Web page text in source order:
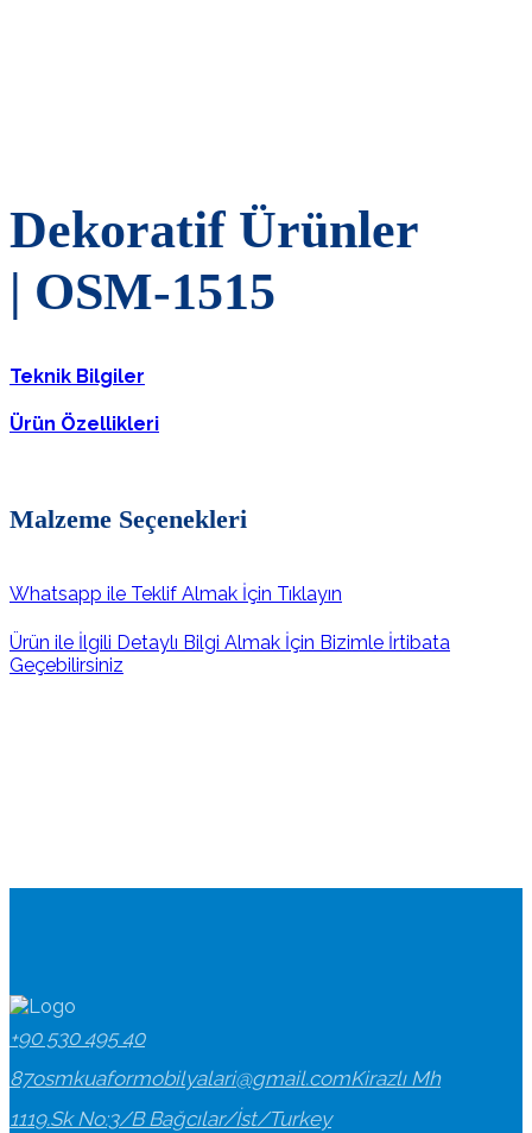
Dekoratif Ürünler
| OSM-1515
Teknik Bilgiler
Ürün Özellikleri
Malzeme Seçenekleri
Whatsapp ile Teklif Almak İçin Tıklayın
Ürün ile İlgili Detaylı Bilgi Almak İçin Bizimle İrtibata
Geçebilirsiniz
+90 530 495 40
87osmkuaformobilyalari@gmail.comKirazlı Mh
1119.Sk No:3/B Bağcılar/İst/Turkey